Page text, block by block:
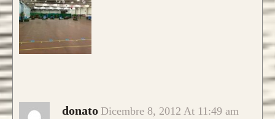
Caratteristica che contraddistingue questo
modello sono le
Tasso, Osage o Bambù
donato Dicembre 8, 2012 At 11:49 am